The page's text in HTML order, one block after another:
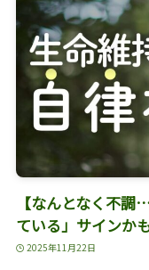
【なんとなく不
ている」サインか
2025年11月22日